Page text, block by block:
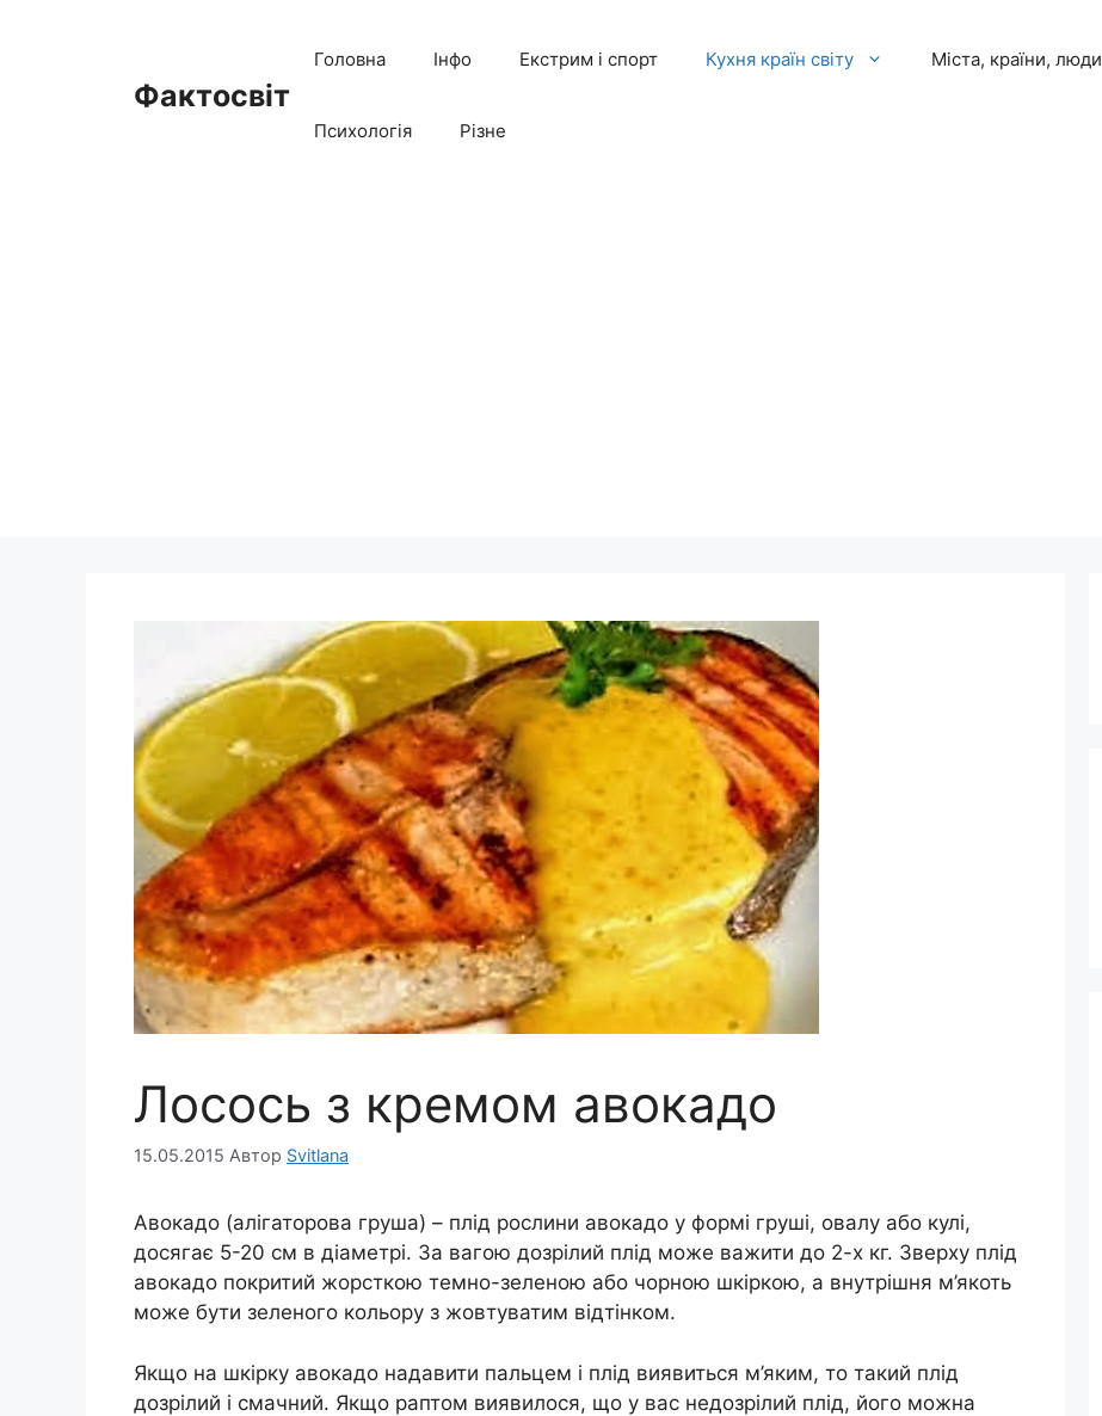
Фактосвіт
Головна Інфо Екстрим і спорт Кухня країн світу Міста, країни, люди
Психологія Різне
Лосось з кремом авокадо
15.05.2015 Автор Svitlana
Авокадо (алігаторова груша) – плід рослини авокадо у формі груші, овалу або кулі,
досягає 5-20 см в діаметрі. За вагою дозрілий плід може важити до 2-х кг. Зверху плід
авокадо покритий жорсткою темно-зеленою або чорною шкіркою, а внутрішня м’якоть
може бути зеленого кольору з жовтуватим відтінком.
Якщо на шкірку авокадо надавити пальцем і плід виявиться м’яким, то такий плід
дозрілий і смачний. Якщо раптом виявилося, що у вас недозрілий плід, його можна